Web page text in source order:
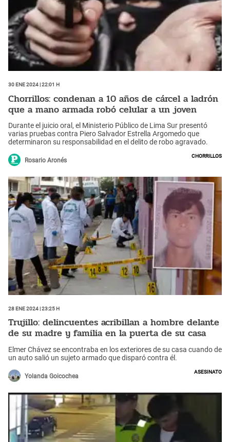
30 Ene 2024 | 22:01 h
Chorrillos: condenan a 10 años de cárcel a ladrón
que a mano armada robó celular a un joven
Durante el juicio oral, el Ministerio Público de Lima Sur presentó
varias pruebas contra Piero Salvador Estrella Argomedo que
determinaron su responsabilidad en el delito de robo agravado.
Rosario Aronés
Chorrillos
28 Ene 2024 | 23:25 h
Trujillo: delincuentes acribillan a hombre delante
de su madre y familia en la puerta de su casa
Elmer Chávez se encontraba en los exteriores de su casa cuando de
un auto salió un sujeto armado que disparó contra él.
Yolanda Goicochea
Asesinato